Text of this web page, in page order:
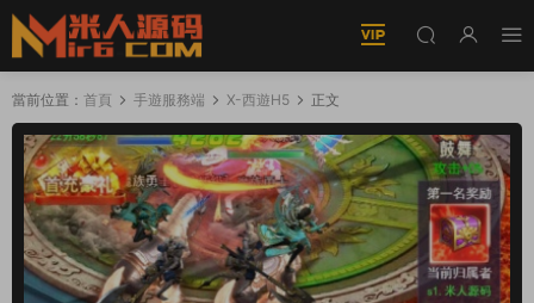
當前位置： 首頁 手遊服務端 X-西遊H5 正文